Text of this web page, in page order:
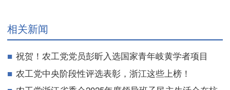
相关新闻
祝贺！农工党党员彭昕入选国家青年岐黄学者项目
农工党中央阶段性评选表彰，浙江这些上榜！